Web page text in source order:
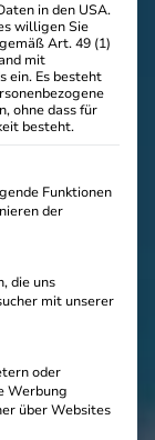
in den USA.
willigen Sie
Art. 49 (1)
mit
ein. Es besteht
ohne dass für
besteht.
für die eine
Funktionen
der
die uns
mit unserer
oder
Werbung
über Websites